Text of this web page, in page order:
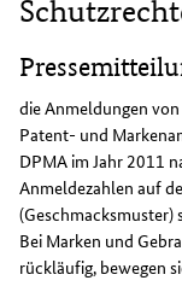
die Anmeldungen
Patent- und
DPMA im Jahr 2011
Anmeldezahlen auf
(Geschmacksmuster)
Bei Marken und
rückläufig, bewegen